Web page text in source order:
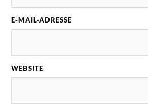
E-MAIL-ADRESSE
WEBSITE